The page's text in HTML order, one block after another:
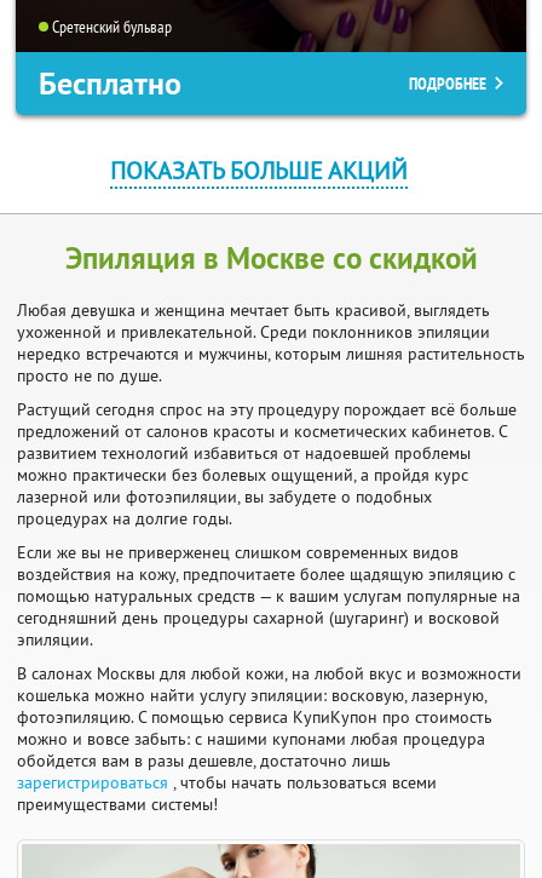
Сретенский бульвар
Бесплатно ПОДРОБНЕЕ
ПОКАЗАТЬ БОЛЬШЕ АКЦИЙ
Эпиляция в Москве со скидкой
Любая девушка и женщина мечтает быть красивой, выглядеть
ухоженной и привлекательной. Среди поклонников эпиляции
нередко встречаются и мужчины, которым лишняя растительность
просто не по душе.
Растущий сегодня спрос на эту процедуру порождает всё больше
предложений от салонов красоты и косметических кабинетов. С
развитием технологий избавиться от надоевшей проблемы
можно практически без болевых ощущений, а пройдя курс
лазерной или фотоэпиляции, вы забудете о подобных
процедурах на долгие годы.
Если же вы не приверженец слишком современных видов
воздействия на кожу, предпочитаете более щадящую эпиляцию с
помощью натуральных средств — к вашим услугам популярные на
сегодняшний день процедуры сахарной (шугаринг) и восковой
эпиляции.
В салонах Москвы для любой кожи, на любой вкус и возможности
кошелька можно найти услугу эпиляции: восковую, лазерную,
фотоэпиляцию. С помощью сервиса КупиКупон про стоимость
можно и вовсе забыть: с нашими купонами любая процедура
обойдется вам в разы дешевле, достаточно лишь
зарегистрироваться , чтобы начать пользоваться всеми
преимуществами системы!